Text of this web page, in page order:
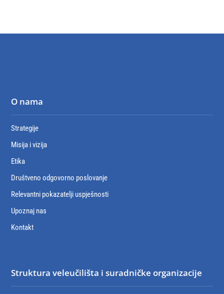
O nama
Strategije
Misija i vizija
Etika
Društveno odgovorno poslovanje
Relevantni pokazatelji uspješnosti
Upoznaj nas
Kontakt
Struktura veleučilišta i suradničke organizacije